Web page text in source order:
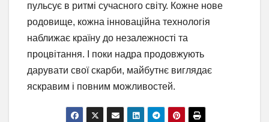
пульсує в ритмі сучасного світу. Кожне нове
родовище, кожна інноваційна технологія
наближає країну до незалежності та
процвітання. І поки надра продовжують
дарувати свої скарби, майбутнє виглядає
яскравим і повним можливостей.